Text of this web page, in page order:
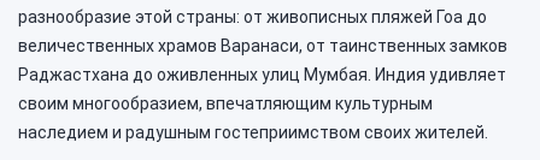
разнообразие этой страны: от живописных пляжей Гоа до
величественных храмов Варанаси, от таинственных замков
Раджастхана до оживленных улиц Мумбая. Индия удивляет
своим многообразием, впечатляющим культурным
наследием и радушным гостеприимством своих жителей.